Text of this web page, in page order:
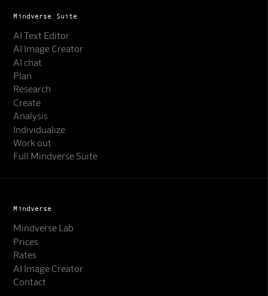
Mindverse Suite
AI Text Editor
AI Image Creator
AI chat
Plan
Research
Create
Analysis
Individualize
Work out
Full Mindverse Suite
Mindverse
Mindverse Lab
Prices
Rates
AI Image Creator
Contact